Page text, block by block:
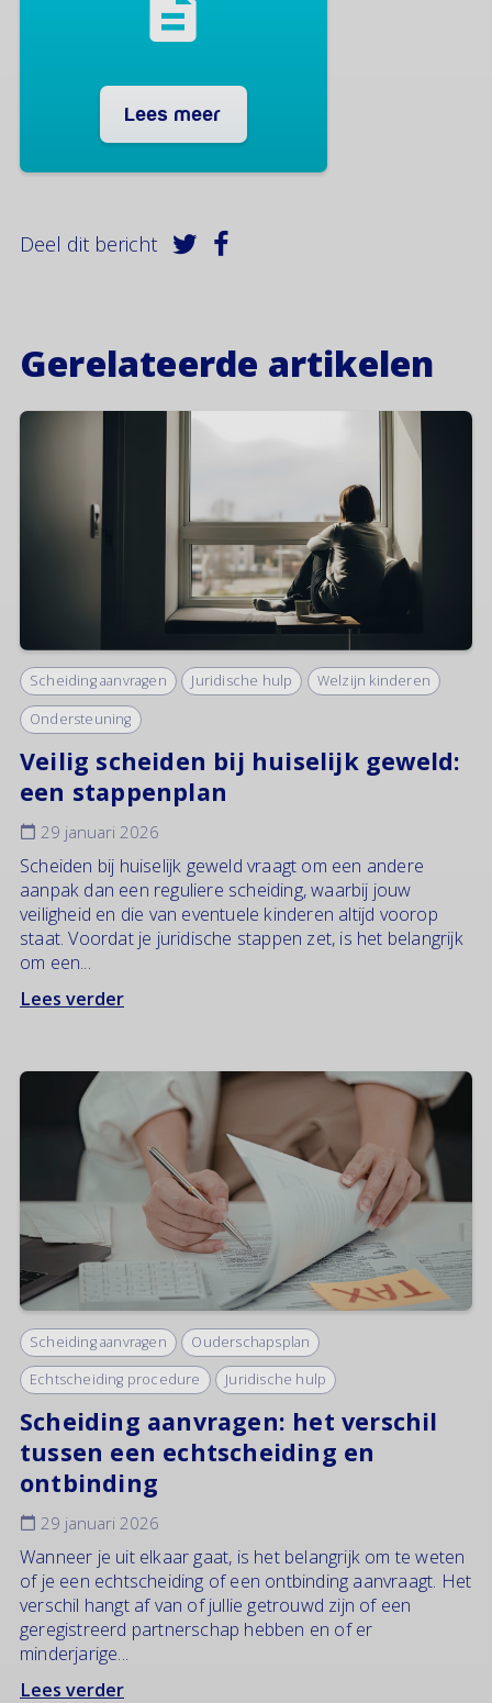
Lees meer
Deel dit bericht
Gerelateerde artikelen
Scheiding aanvragen Juridische hulp Welzijn kinderen
Ondersteuning
Veilig scheiden bij huiselijk geweld:
een stappenplan
29 januari 2026
Scheiden bij huiselijk geweld vraagt om een andere
aanpak dan een reguliere scheiding, waarbij jouw
veiligheid en die van eventuele kinderen altijd voorop
staat. Voordat je juridische stappen zet, is het belangrijk
om een...
Lees verder
Scheiding aanvragen Ouderschapsplan
Echtscheiding procedure Juridische hulp
Scheiding aanvragen: het verschil
tussen een echtscheiding en
ontbinding
29 januari 2026
Wanneer je uit elkaar gaat, is het belangrijk om te weten
of je een echtscheiding of een ontbinding aanvraagt. Het
verschil hangt af van of jullie getrouwd zijn of een
geregistreerd partnerschap hebben en of er
minderjarige...
Lees verder